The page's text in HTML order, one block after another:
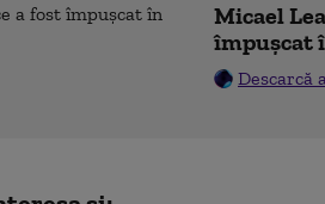
Micael
împușcat
Descarcă